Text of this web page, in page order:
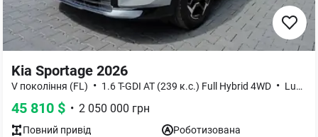
Kia Sportage 2026
V покоління (FL) • 1.6 T-GDI AT (239 к.с.) Full Hybrid 4WD • Luxury
45 810 $ • 2 050 000 грн
Повний привід
Роботизована